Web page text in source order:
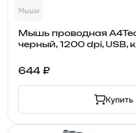
Мыши
Мышь проводная
черный, 1200 dpi, USB,
644 ₽
Купить